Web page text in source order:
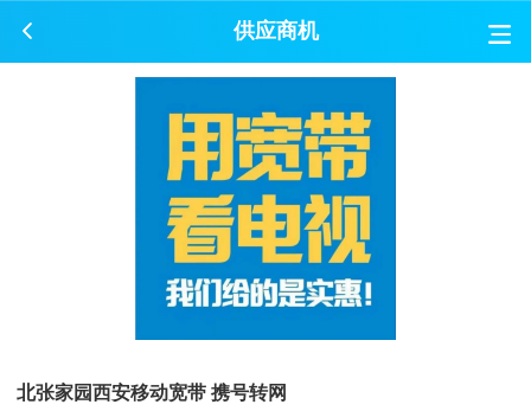
供应商机
北张家园西安移动宽带 携号转网